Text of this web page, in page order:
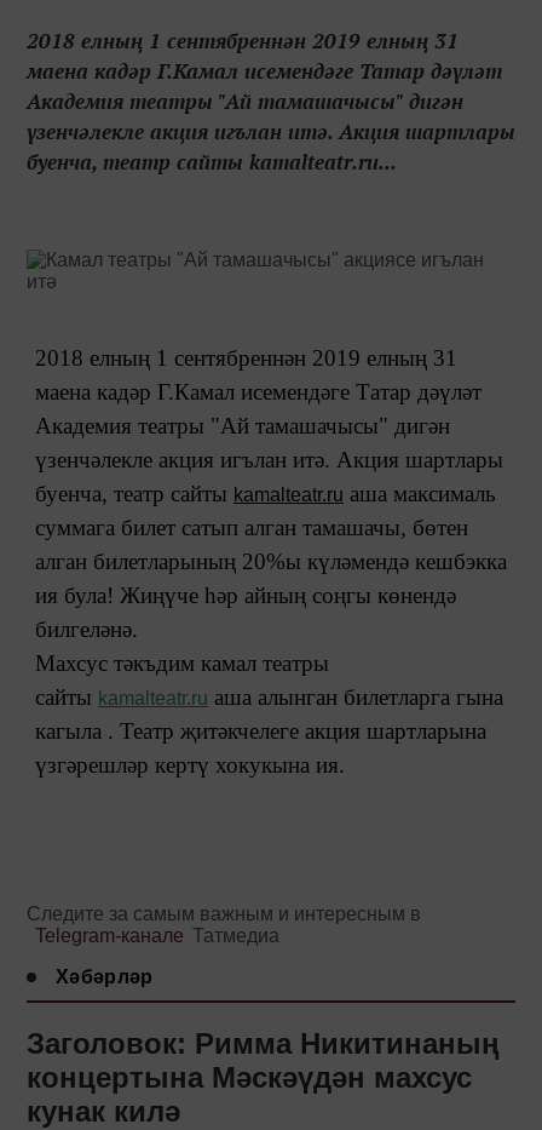
2018 елның 1 сентябреннән 2019 елның 31
маена кадәр Г.Камал исемендәге Татар дәүләт
Академия театры "Ай тамашачысы" дигән
үзенчәлекле акция игълан итә. Акция шартлары
буенча, театр сайты kamalteatr.ru...
2018 елның 1 сентябреннән 2019 елның 31
маена кадәр Г.Камал исемендәге Татар дәүләт
Академия театры "Ай тамашачысы" дигән
үзенчәлекле акция игълан итә. Акция шартлары
буенча, театр сайты kamalteatr.ru аша максималь
суммага билет сатып алган тамашачы, бөтен
алган билетларының 20%ы күләмендә кешбэкка
ия була! Жиңүче һәр айның соңгы көнендә
билгеләнә.
Махсус тәкъдим камал театры
сайты kamalteatr.ru аша алынган билетларга гына
кагыла . Театр җитәкчелеге акция шартларына
үзгәрешләр кертү хокукына ия.
Следите за самым важным и интересным в
Telegram-канале Татмедиа
Хәбәрләр
Заголовок: Римма Никитинаның
концертына Мәскәүдән махсус
кунак килә